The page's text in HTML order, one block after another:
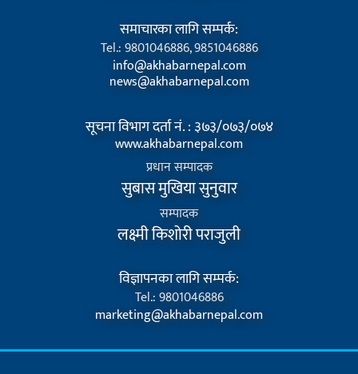
समाचारका लागि सम्पर्क:
Tel.: 9801046886, 9851046886
info@akhabarnepal.com
news@akhabarnepal.com
सूचना विभाग दर्ता नं. : ३७३/०७३/०७४
www.akhabarnepal.com
प्रधान सम्पादक
सुबास मुखिया सुनुवार
सम्पादक
लक्ष्मी किशोरी पराजुली
विज्ञापनका लागि सम्पर्क:
Tel.: 9801046886
marketing@akhabarnepal.com